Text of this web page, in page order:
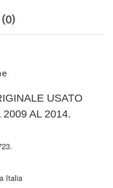
USATO
AL 2014.
Italia